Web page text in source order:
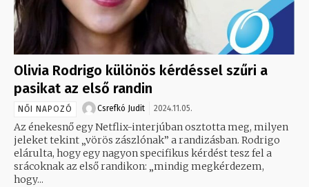
Olivia Rodrigo különös kérdéssel szűri a
pasikat az első randin
NŐI NAPOZÓ Csrefkó Judit 2024.11.05.
Az énekesnő egy Netflix-interjúban osztotta meg, milyen
jeleket tekint „vörös zászlónak” a randizásban. Rodrigo
elárulta, hogy egy nagyon specifikus kérdést tesz fel a
srácoknak az első randikon: „mindig megkérdezem,
hogy...